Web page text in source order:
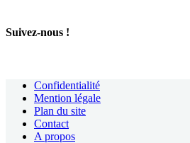
Suivez-nous !
Confidentialité
Mention légale
Plan du site
Contact
A propos